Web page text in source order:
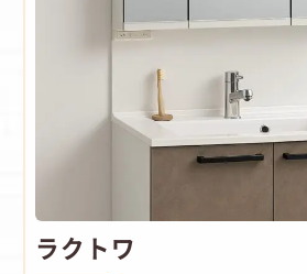
ラクトワ